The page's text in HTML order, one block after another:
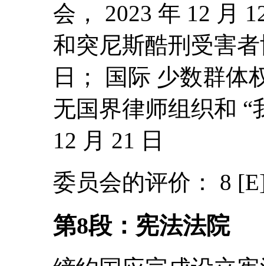
会， 2023 年 12 月
和突尼斯酷刑受害
日； 国际 少数群体
无国界律师组织和 “
12 月 21 日
委员会的评价： 8
第8段：宪法法院